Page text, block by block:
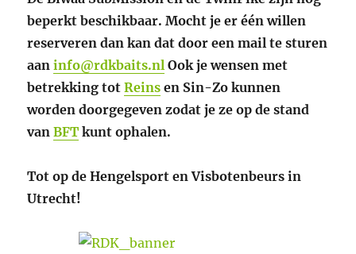
beperkt beschikbaar. Mocht je er één willen
reserveren dan kan dat door een mail te sturen
aaninfo@rdkbaits.nl Ook je wensen met
betrekking totReins en Sin-Zo kunnen
worden doorgegeven zodat je ze op de stand
vanBFT kunt ophalen.
Tot op de Hengelsport en Visbotenbeurs in
Utrecht!